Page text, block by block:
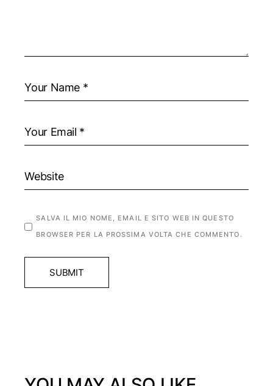
SALVA IL MIO NOME, EMAIL E SITO WEB IN QUESTO
BROWSER PER LA PROSSIMA VOLTA CHE COMMENTO.
SUBMIT